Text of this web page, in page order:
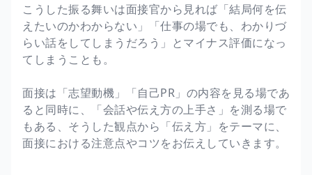
こうした振る舞いは面接官から見れば「結局何を伝
えたいのかわからない」「仕事の場でも、わかりづ
らい話をしてしまうだろう」とマイナス評価になっ
てしまうことも。
面接は「志望動機」「自己PR」の内容を見る場であ
ると同時に、「会話や伝え方の上手さ」を測る場で
もある、そうした観点から「伝え方」をテーマに、
面接における注意点やコツをお伝えしていきます。